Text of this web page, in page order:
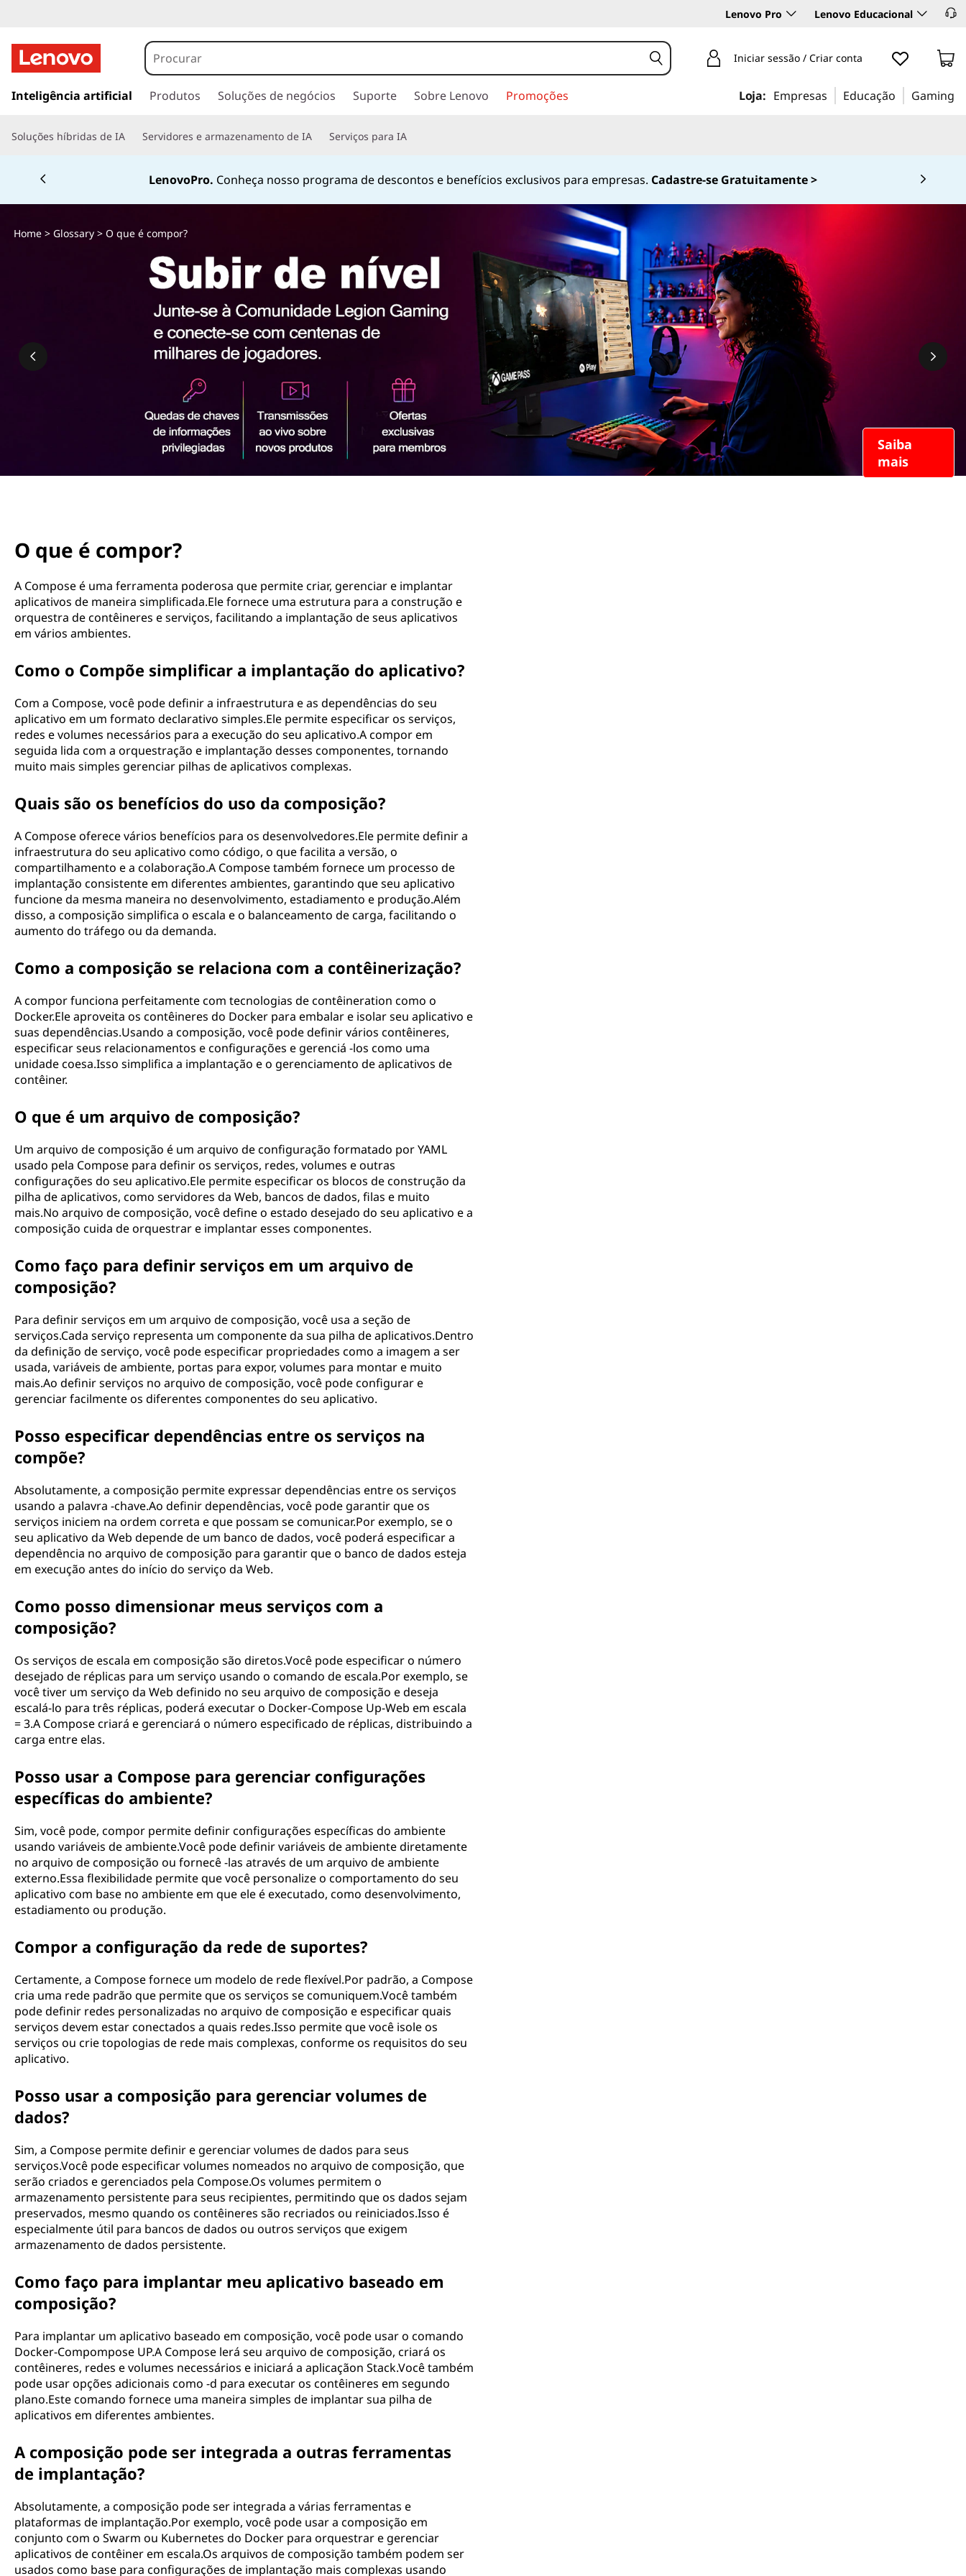
Lenovo Pro Lenovo Educacional
a
a
r
o
p
Iniciar sessão / Criar conta
Inteligência artificial Produtos Soluções de negócios Suporte Sobre Lenovo Promoções Loja: Empresas Educação Gaming
Soluções híbridas de IA Servidores e armazenamento de IA Serviços para IA
Fale conosco peloWhatsAppno número +55 13 4042 0656ou pelo número0800-536-6861 (Opção 2)
Currently displaying item 2 of 4
Saiba
mais
Home> Glossary> O que é compor?
O que é compor?
A Compose é uma ferramenta poderosa que permite criar, gerenciar e implantar
aplicativos de maneira simplificada.Ele fornece uma estrutura para a construção e
orquestra de contêineres e serviços, facilitando a implantação de seus aplicativos
em vários ambientes.
Como o Compõe simplificar a implantação do aplicativo?
Com a Compose, você pode definir a infraestrutura e as dependências do seu
aplicativo em um formato declarativo simples.Ele permite especificar os serviços,
redes e volumes necessários para a execução do seu aplicativo.A compor em
seguida lida com a orquestração e implantação desses componentes, tornando
muito mais simples gerenciar pilhas de aplicativos complexas.
Quais são os benefícios do uso da composição?
A Compose oferece vários benefícios para os desenvolvedores.Ele permite definir a
infraestrutura do seu aplicativo como código, o que facilita a versão, o
compartilhamento e a colaboração.A Compose também fornece um processo de
implantação consistente em diferentes ambientes, garantindo que seu aplicativo
funcione da mesma maneira no desenvolvimento, estadiamento e produção.Além
disso, a composição simplifica o escala e o balanceamento de carga, facilitando o
aumento do tráfego ou da demanda.
Como a composição se relaciona com a contêinerização?
A compor funciona perfeitamente com tecnologias de contêineration como o
Docker.Ele aproveita os contêineres do Docker para embalar e isolar seu aplicativo e
suas dependências.Usando a composição, você pode definir vários contêineres,
especificar seus relacionamentos e configurações e gerenciá -los como uma
unidade coesa.Isso simplifica a implantação e o gerenciamento de aplicativos de
contêiner.
O que é um arquivo de composição?
Um arquivo de composição é um arquivo de configuração formatado por YAML
usado pela Compose para definir os serviços, redes, volumes e outras
configurações do seu aplicativo.Ele permite especificar os blocos de construção da
pilha de aplicativos, como servidores da Web, bancos de dados, filas e muito
mais.No arquivo de composição, você define o estado desejado do seu aplicativo e a
composição cuida de orquestrar e implantar esses componentes.
Como faço para definir serviços em um arquivo de
composição?
Para definir serviços em um arquivo de composição, você usa a seção de
serviços.Cada serviço representa um componente da sua pilha de aplicativos.Dentro
da definição de serviço, você pode especificar propriedades como a imagem a ser
usada, variáveis ​​de ambiente, portas para expor, volumes para montar e muito
mais.Ao definir serviços no arquivo de composição, você pode configurar e
gerenciar facilmente os diferentes componentes do seu aplicativo.
Posso especificar dependências entre os serviços na
compõe?
Absolutamente, a composição permite expressar dependências entre os serviços
usando a palavra -chave.Ao definir dependências, você pode garantir que os
serviços iniciem na ordem correta e que possam se comunicar.Por exemplo, se o
seu aplicativo da Web depende de um banco de dados, você poderá especificar a
dependência no arquivo de composição para garantir que o banco de dados esteja
em execução antes do início do serviço da Web.
Como posso dimensionar meus serviços com a
composição?
Os serviços de escala em composição são diretos.Você pode especificar o número
desejado de réplicas para um serviço usando o comando de escala.Por exemplo, se
você tiver um serviço da Web definido no seu arquivo de composição e deseja
escalá-lo para três réplicas, poderá executar o Docker-Compose Up-Web em escala
= 3.A Compose criará e gerenciará o número especificado de réplicas, distribuindo a
carga entre elas.
Posso usar a Compose para gerenciar configurações
específicas do ambiente?
Sim, você pode, compor permite definir configurações específicas do ambiente
usando variáveis ​​de ambiente.Você pode definir variáveis ​​de ambiente diretamente
no arquivo de composição ou fornecê -las através de um arquivo de ambiente
externo.Essa flexibilidade permite que você personalize o comportamento do seu
aplicativo com base no ambiente em que ele é executado, como desenvolvimento,
estadiamento ou produção.
Compor a configuração da rede de suportes?
Certamente, a Compose fornece um modelo de rede flexível.Por padrão, a Compose
cria uma rede padrão que permite que os serviços se comuniquem.Você também
pode definir redes personalizadas no arquivo de composição e especificar quais
serviços devem estar conectados a quais redes.Isso permite que você isole os
serviços ou crie topologias de rede mais complexas, conforme os requisitos do seu
aplicativo.
Posso usar a composição para gerenciar volumes de
dados?
Sim, a Compose permite definir e gerenciar volumes de dados para seus
serviços.Você pode especificar volumes nomeados no arquivo de composição, que
serão criados e gerenciados pela Compose.Os volumes permitem o
armazenamento persistente para seus recipientes, permitindo que os dados sejam
preservados, mesmo quando os contêineres são recriados ou reiniciados.Isso é
especialmente útil para bancos de dados ou outros serviços que exigem
armazenamento de dados persistente.
Como faço para implantar meu aplicativo baseado em
composição?
Para implantar um aplicativo baseado em composição, você pode usar o comando
Docker-Compompose UP.A Compose lerá seu arquivo de composição, criará os
contêineres, redes e volumes necessários e iniciará a aplicaçãon Stack.Você também
pode usar opções adicionais como -d para executar os contêineres em segundo
plano.Este comando fornece uma maneira simples de implantar sua pilha de
aplicativos em diferentes ambientes.
A composição pode ser integrada a outras ferramentas
de implantação?
Absolutamente, a composição pode ser integrada a várias ferramentas e
plataformas de implantação.Por exemplo, você pode usar a composição em
conjunto com o Swarm ou Kubernetes do Docker para orquestrar e gerenciar
aplicativos de contêiner em escala.Os arquivos de composição também podem ser
usados ​​como base para configurações de implantação mais complexas usando